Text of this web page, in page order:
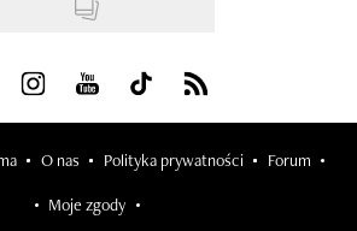
on Facebook
Visit us on Instagram
Visit us on Youtube
Visit us on Tiktok
Visit us on Rss
O nas Polityka prywatności Forum
Moje zgody